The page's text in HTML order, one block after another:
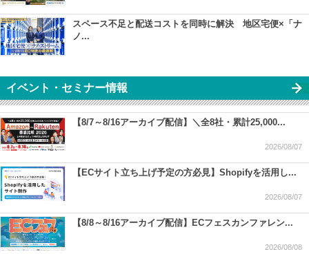
スペース不足と配送コストを同時に解決 地区宅便×「ナ
ノ...
イベント・セミナー情報
【8/7～8/16アーカイブ配信】＼全8社・累計25,000...
2026/08/07
【ECサイト立ち上げ予定の方必見】Shopifyを活用し...
2026/08/07
【8/8～8/16アーカイブ配信】ECフェスカンファレン...
2026/08/08